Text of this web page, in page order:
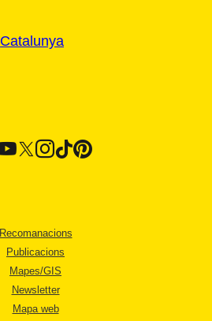
Recomanacions
Publicacions
Mapes/GIS
Newsletter
Mapa web